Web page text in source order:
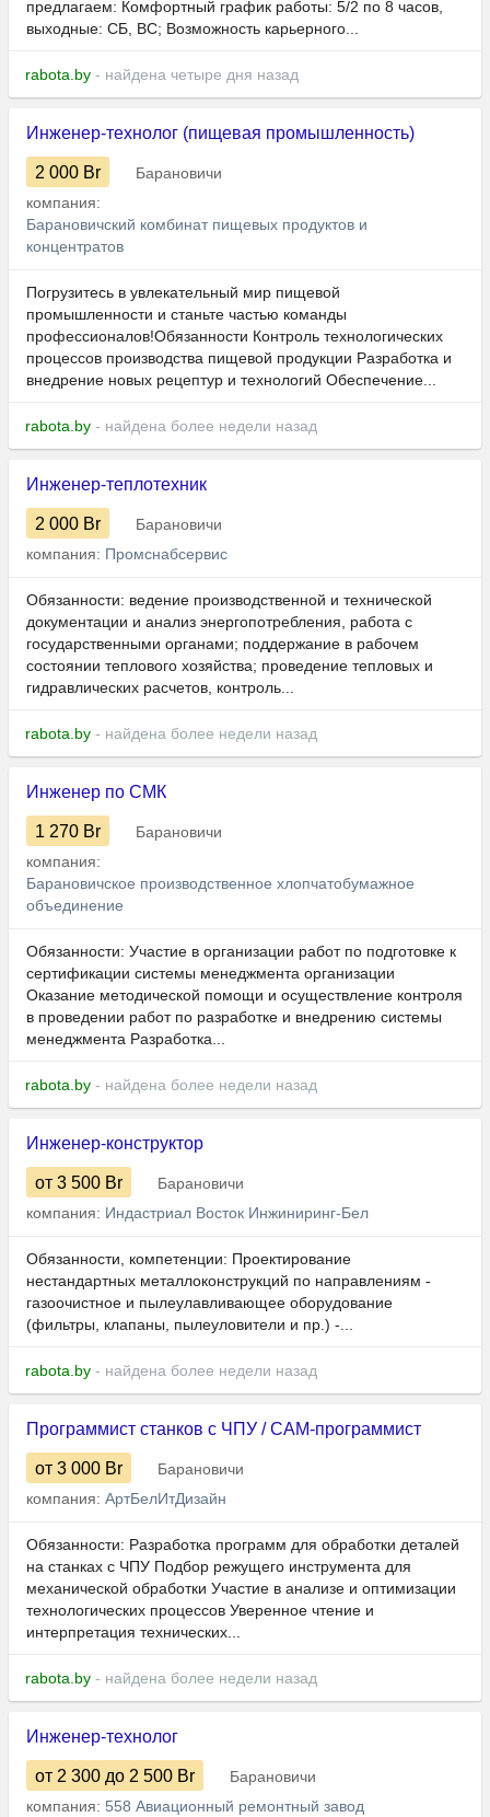
предлагаем: Комфортный график работы: 5/2 по 8 часов,
выходные: СБ, ВС; Возможность карьерного...
rabota.by - найдена четыре дня назад
Инженер-технолог (пищевая промышленность)
2 000 Br
Барановичи
компания:
Барановичский комбинат пищевых продуктов и
концентратов
Погрузитесь в увлекательный мир пищевой
промышленности и станьте частью команды
профессионалов!Обязанности Контроль технологических
процессов производства пищевой продукции Разработка и
внедрение новых рецептур и технологий Обеспечение...
rabota.by - найдена более недели назад
Инженер-теплотехник
2 000 Br
Барановичи
компания: Промснабсервис
Обязанности: ведение производственной и технической
документации и анализ энергопотребления, работа с
государственными органами; поддержание в рабочем
состоянии теплового хозяйства; проведение тепловых и
гидравлических расчетов, контроль...
rabota.by - найдена более недели назад
Инженер по СМК
1 270 Br
Барановичи
компания:
Барановичское производственное хлопчатобумажное
объединение
Обязанности: Участие в организации работ по подготовке к
сертификации системы менеджмента организации
Оказание методической помощи и осуществление контроля
в проведении работ по разработке и внедрению системы
менеджмента Разработка...
rabota.by - найдена более недели назад
Инженер-конструктор
от 3 500 Br
Барановичи
компания: Индастриал Восток Инжиниринг-Бел
Обязанности, компетенции: Проектирование
нестандартных металлоконструкций по направлениям -
газоочистное и пылеулавливающее оборудование
(фильтры, клапаны, пылеуловители и пр.) -...
rabota.by - найдена более недели назад
Программист станков с ЧПУ / CAM-программист
от 3 000 Br
Барановичи
компания: АртБелИтДизайн
Обязанности: Разработка программ для обработки деталей
на станках с ЧПУ Подбор режущего инструмента для
механической обработки Участие в анализе и оптимизации
технологических процессов Уверенное чтение и
интерпретация технических...
rabota.by - найдена более недели назад
Инженер-технолог
от 2 300 до 2 500 Br
Барановичи
компания: 558 Авиационный ремонтный завод